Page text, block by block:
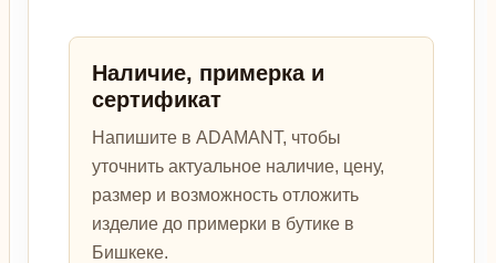
Наличие, примерка и
сертификат
Напишите в ADAMANT, чтобы
уточнить актуальное наличие, цену,
размер и возможность отложить
изделие до примерки в бутике в
Бишкеке.